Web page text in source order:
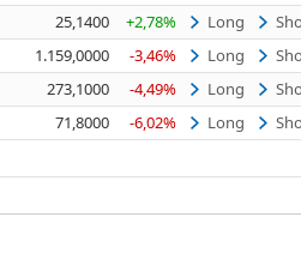
25,1400 +2,78% Long
1.159,0000 -3,46% Long
273,1000 -4,49% Long
71,8000 -6,02% Long